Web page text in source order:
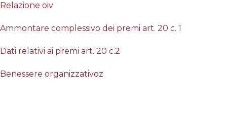
Relazione oiv
Ammontare complessivo dei premi art. 20 c. 1
Dati relativi ai premi art. 20 c.2
Benessere organizzativoz